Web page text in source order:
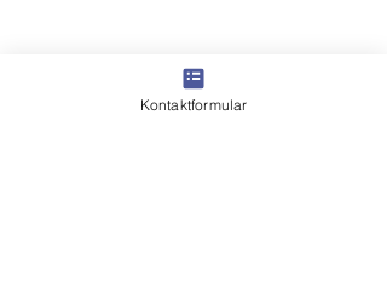
Kontaktformular